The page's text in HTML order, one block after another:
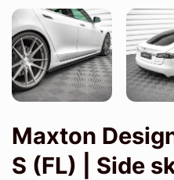
Maxton
S (FL) | Side